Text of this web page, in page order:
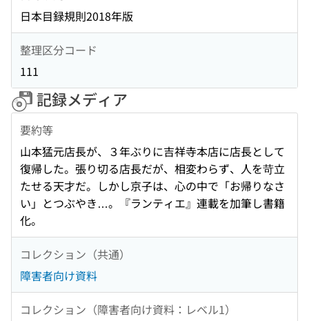
日本目録規則2018年版
整理区分コード
111
記録メディア
要約等
山本猛元店長が、３年ぶりに吉祥寺本店に店長として
復帰した。張り切る店長だが、相変わらず、人を苛立
たせる天才だ。しかし京子は、心の中で「お帰りなさ
い」とつぶやき…。『ランティエ』連載を加筆し書籍
化。
コレクション（共通）
障害者向け資料
コレクション（障害者向け資料：レベル1）